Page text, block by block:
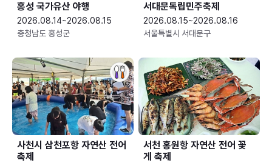
홍성 국가유산 야행
2026.08.14~2026.08.15
충청남도 홍성군
서대문독립민주축제
2026.08.15~2026.08.16
서울특별시 서대문구
사천시 삼천포항 자연산 전어
축제
서천 홍원항 자연산 전어 꽃
게 축제